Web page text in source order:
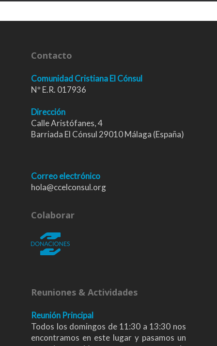
Contacto
Comunidad Cristiana El Cónsul
Nº E.R. 017936
Dirección
Calle Aristófanes, 4
Barriada El Cónsul 29010 Málaga (España)
Correo electrónico
hola@ccelconsul.org
Colaborar
Reuniones & Actividades
Reunión Principal
Todos los domingos de 11:30 a 13:30 nos
encontramos en este lugar y pasamos un